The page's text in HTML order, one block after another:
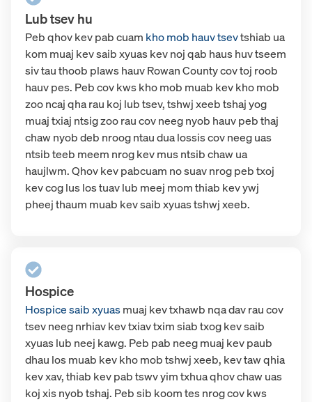
Lub tsev hu
Peb qhov kev pab cuam kho mob hauv tsevtshiab ua
kom muaj kev saib xyuas kev noj qab haus huv tseem
siv tau thoob plaws hauv Rowan County cov toj roob
hauv pes. Peb cov kws kho mob muab kev kho mob
zoo ncaj qha rau koj lub tsev, tshwj xeeb tshaj yog
muaj txiaj ntsig zoo rau cov neeg nyob hauv peb thaj
chaw nyob deb nroog ntau dua lossis cov neeg uas
ntsib teeb meem nrog kev mus ntsib chaw ua
haujlwm. Qhov kev pabcuam no suav nrog peb txoj
kev cog lus los tuav lub meej mom thiab kev ywj
pheej thaum muab kev saib xyuas tshwj xeeb.
Hospice
Hospice saib xyuasmuaj kev txhawb nqa dav rau cov
tsev neeg nrhiav kev txiav txim siab txog kev saib
xyuas lub neej kawg. Peb pab neeg muaj kev paub
dhau los muab kev kho mob tshwj xeeb, kev taw qhia
kev xav, thiab kev pab tswv yim txhua qhov chaw uas
koj xis nyob tshaj. Peb sib koom tes nrog cov kws